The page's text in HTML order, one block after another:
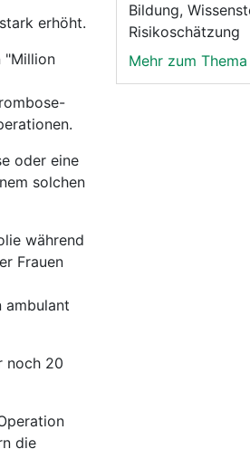
erhöht.
"Million
oder eine
solchen
während
Frauen
ambulant
noch 20
die
Bildung,
Risikoschätzung
Mehr zum Thema